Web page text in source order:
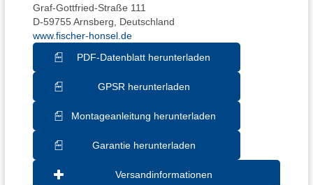
Graf-Gottfried-Straße 111
D-59755 Arnsberg, Deutschland
www.fischer-honsel.de
PDF-Datenblatt herunterladen
GPSR herunterladen
Montageanleitung herunterladen
Garantie herunterladen
Versandinformationen